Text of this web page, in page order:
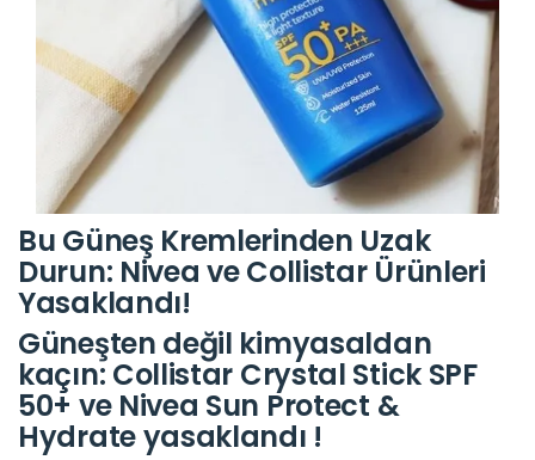
Bu Güneş Kremlerinden Uzak
Durun: Nivea ve Collistar Ürünleri
Yasaklandı!
Güneşten değil kimyasaldan
kaçın: Collistar Crystal Stick SPF
50+ ve Nivea Sun Protect &
Hydrate yasaklandı !